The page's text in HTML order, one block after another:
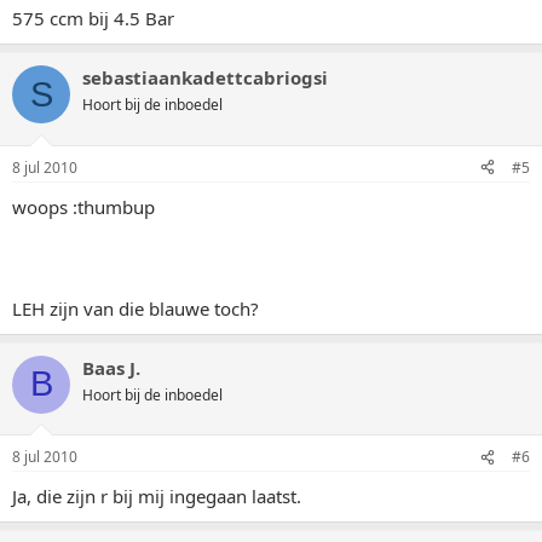
575 ccm bij 4.5 Bar
S sebastiaankadettcabriogsi
Hoort bij de inboedel
8 jul 2010 #5
woops :thumbup
LEH zijn van die blauwe toch?
B Baas J.
Hoort bij de inboedel
8 jul 2010 #6
Ja, die zijn r bij mij ingegaan laatst.